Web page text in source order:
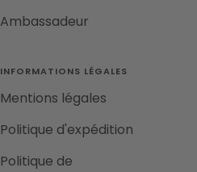
Ambassadeur
INFORMATIONS LÉGALES
Mentions légales
Politique d'expédition
Politique de